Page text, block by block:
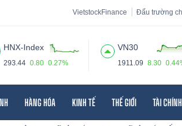
VietstockFinance Đấu trường
HNX-Index
293.44 0.80 0.27%
VN30
1911.09 8.30
HÀNG HÓA KINH TẾ THẾ GIỚI TÀI